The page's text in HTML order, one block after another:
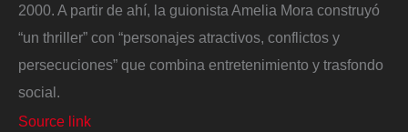
2000. A partir de ahí, la guionista Amelia Mora construyó
“un thriller” con “personajes atractivos, conflictos y
persecuciones” que combina entretenimiento y trasfondo
social.
Source link